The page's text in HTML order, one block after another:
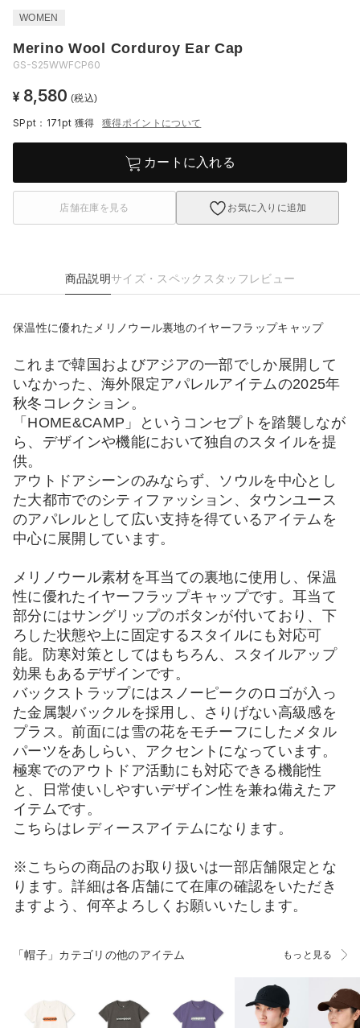
WOMEN
Merino Wool Corduroy Ear Cap
GS-S25WWFCP60
¥ 8,580 (税込)
SPpt：171pt 獲得 獲得ポイントについて
カートに入れる
店舗在庫を見る お気に入りに追加
商品説明サイズ・スペック スタッフレビュー
保温性に優れたメリノウール裏地のイヤーフラップキャップ
これまで韓国およびアジアの一部でしか展開して
いなかった、海外限定アパレルアイテムの2025年
秋冬コレクション。
「HOME&CAMP」というコンセプトを踏襲しなが
ら、デザインや機能において独自のスタイルを提
供。
アウトドアシーンのみならず、ソウルを中心とし
た大都市でのシティファッション、タウンユース
のアパレルとして広い支持を得ているアイテムを
中心に展開しています。
メリノウール素材を耳当ての裏地に使用し、保温
性に優れたイヤーフラップキャップです。耳当て
部分にはサングリップのボタンが付いており、下
ろした状態や上に固定するスタイルにも対応可
能。防寒対策としてはもちろん、スタイルアップ
効果もあるデザインです。
バックストラップにはスノーピークのロゴが入っ
た金属製バックルを採用し、さりげない高級感を
プラス。前面には雪の花をモチーフにしたメタル
パーツをあしらい、アクセントになっています。
極寒でのアウトドア活動にも対応できる機能性
と、日常使いしやすいデザイン性を兼ね備えたア
イテムです。
こちらはレディースアイテムになります。
※こちらの商品のお取り扱いは一部店舗限定とな
ります。詳細は各店舗にて在庫の確認をいただき
ますよう、何卒よろしくお願いいたします。
「帽子」カテゴリの他のアイテム もっと見る